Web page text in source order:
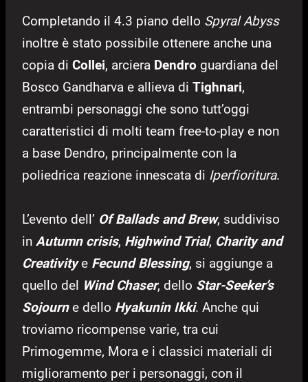
Completando il 4.3 piano dello Spyral Abyss
inoltre è stato possibile ottenere anche una
copia di Collei, arciera Dendro guardiana del
Bosco Gandharva e allieva di Tighnari,
entrambi personaggi che sono tutt’oggi
caratteristici di molti team free-to-play e non
a base Dendro, principalmente con la
poliedrica reazione innescata di Iperfioritura.
L’evento dell’ OfBalladsand Brew, suddiviso
in Autumn crisis, Highwind Trial, Charity and
Creativitye Fecund Blessing, si aggiunge a
quello del Wind Chaser, dello Star-Seeker’s
Sojourne dello Hyakunin Ikki. Anche qui
troviamo ricompense varie, tra cui
Primogemme, Mora e i classici materiali di
miglioramento per i personaggi, con il